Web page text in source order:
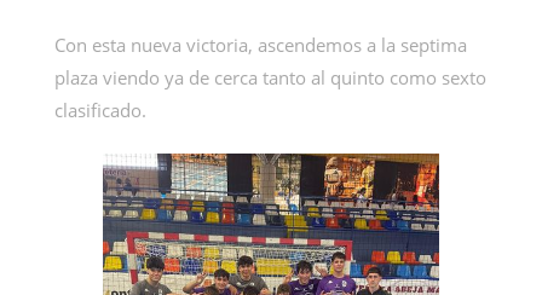
Con esta nueva victoria, ascendemos a la septima
plaza viendo ya de cerca tanto al quinto como sexto
clasificado.